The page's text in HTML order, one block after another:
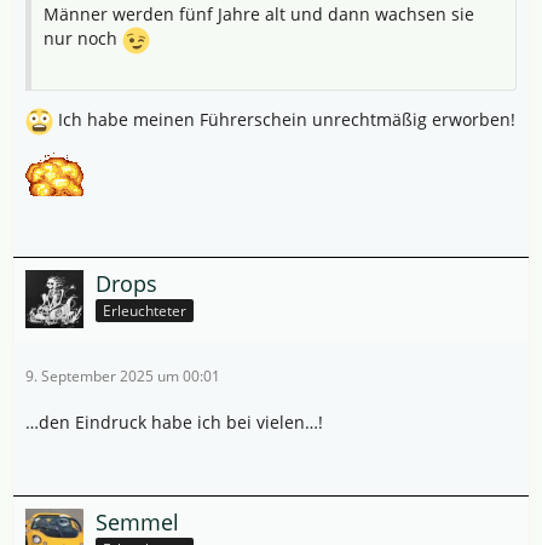
Männer werden fünf Jahre alt und dann wachsen sie
nur noch
Ich habe meinen Führerschein unrechtmäßig erworben!
Drops
Erleuchteter
9. September 2025 um 00:01
…den Eindruck habe ich bei vielen…!
Semmel